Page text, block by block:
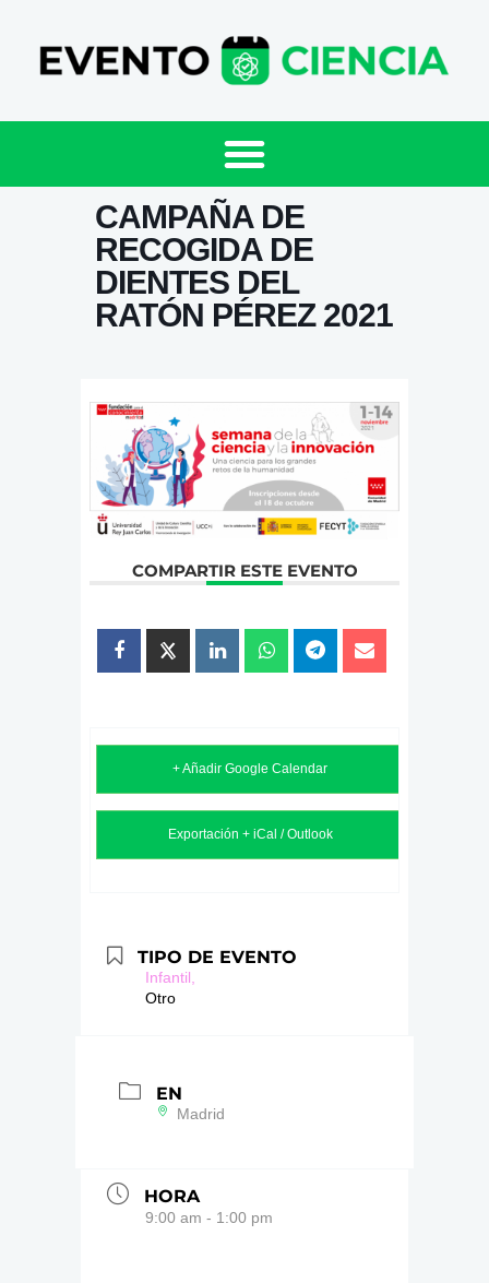
CAMPAÑA DE
RECOGIDA DE
DIENTES DEL
RATÓN PÉREZ 2021
COMPARTIR ESTE EVENTO
+ Añadir Google Calendar
Exportación + iCal / Outlook
TIPO DE EVENTO
Infantil,
Otro
EN
Madrid
HORA
9:00 am - 1:00 pm